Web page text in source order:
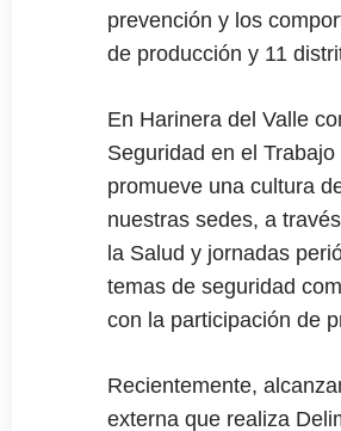
prevención y los
de producción y 11
En Harinera del Valle
Seguridad en el
promueve una cultura
nuestras sedes, a
la Salud y jornadas
temas de seguridad
con la participación de
Recientemente,
externa que realiza